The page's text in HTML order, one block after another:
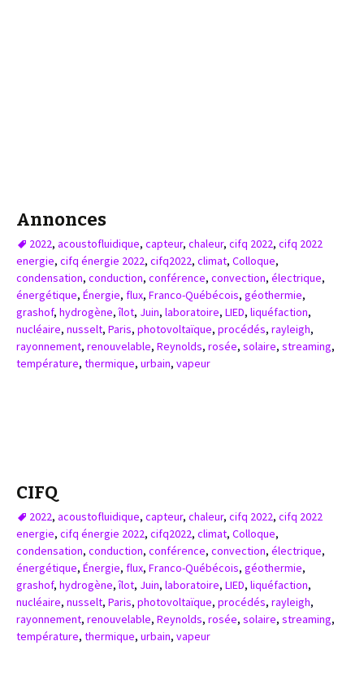
Annonces
2022, acoustofluidique, capteur, chaleur, cifq 2022, cifq 2022
energie, cifq énergie 2022, cifq2022, climat, Colloque,
condensation, conduction, conférence, convection, électrique,
énergétique, Énergie, flux, Franco-Québécois, géothermie,
grashof, hydrogène,îlot, Juin, laboratoire, LIED, liquéfaction,
nucléaire, nusselt, Paris, photovoltaïque, procédés, rayleigh,
rayonnement, renouvelable, Reynolds, rosée, solaire, streaming,
température, thermique, urbain, vapeur
CIFQ
2022, acoustofluidique, capteur, chaleur, cifq 2022, cifq 2022
energie, cifq énergie 2022, cifq2022, climat, Colloque,
condensation, conduction, conférence, convection, électrique,
énergétique, Énergie, flux, Franco-Québécois, géothermie,
grashof, hydrogène,îlot, Juin, laboratoire, LIED, liquéfaction,
nucléaire, nusselt, Paris, photovoltaïque, procédés, rayleigh,
rayonnement, renouvelable, Reynolds, rosée, solaire, streaming,
température, thermique, urbain, vapeur